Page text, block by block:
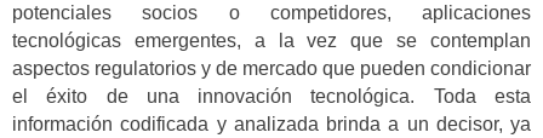
potenciales socios o competidores, aplicaciones
tecnológicas emergentes, a la vez que se contemplan
aspectos regulatorios y de mercado que pueden condicionar
el éxito de una innovación tecnológica. Toda esta
información codificada y analizada brinda a un decisor, ya